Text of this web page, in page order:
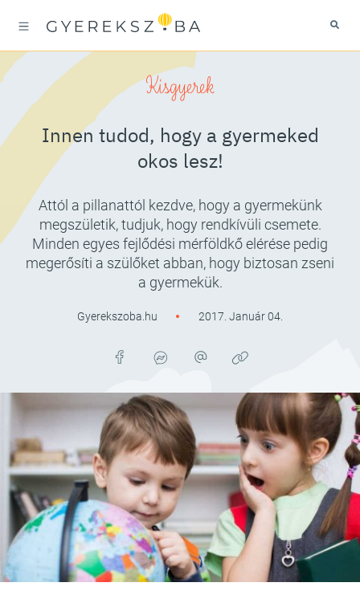
Kisgyerek
Innen tudod, hogy a gyermeked
okos lesz!
Attól a pillanattól kezdve, hogy a gyermekünk
megszületik, tudjuk, hogy rendkívüli csemete.
Minden egyes fejlődési mérföldkő elérése pedig
megerősíti a szülőket abban, hogy biztosan zseni
a gyermekük.
Gyerekszoba.hu 2017. Január 04.